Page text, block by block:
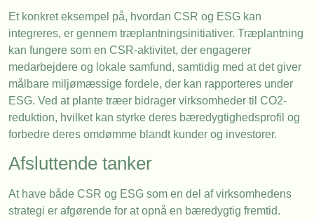
Et konkret eksempel på, hvordan CSR og ESG kan
integreres, er gennem træplantningsinitiativer. Træplantning
kan fungere som en CSR-aktivitet, der engagerer
medarbejdere og lokale samfund, samtidig med at det giver
målbare miljømæssige fordele, der kan rapporteres under
ESG. Ved at plante træer bidrager virksomheder til CO2-
reduktion, hvilket kan styrke deres bæredygtighedsprofil og
forbedre deres omdømme blandt kunder og investorer.
Afsluttende tanker
At have både CSR og ESG som en del af virksomhedens
strategi er afgørende for at opnå en bæredygtig fremtid.